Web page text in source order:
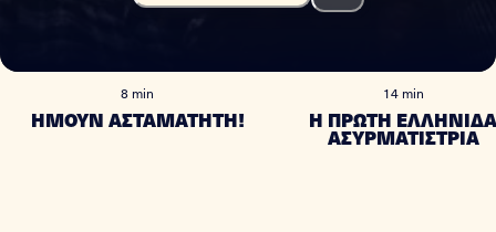
8 min
ΗΜΟΥΝ ΑΣΤΑΜΑΤΗΤΗ!
14 min
H ΠΡΩΤΗ ΕΛΛΗΝΙΔΑ
ΑΣΥΡΜΑΤΙΣΤΡΙΑ